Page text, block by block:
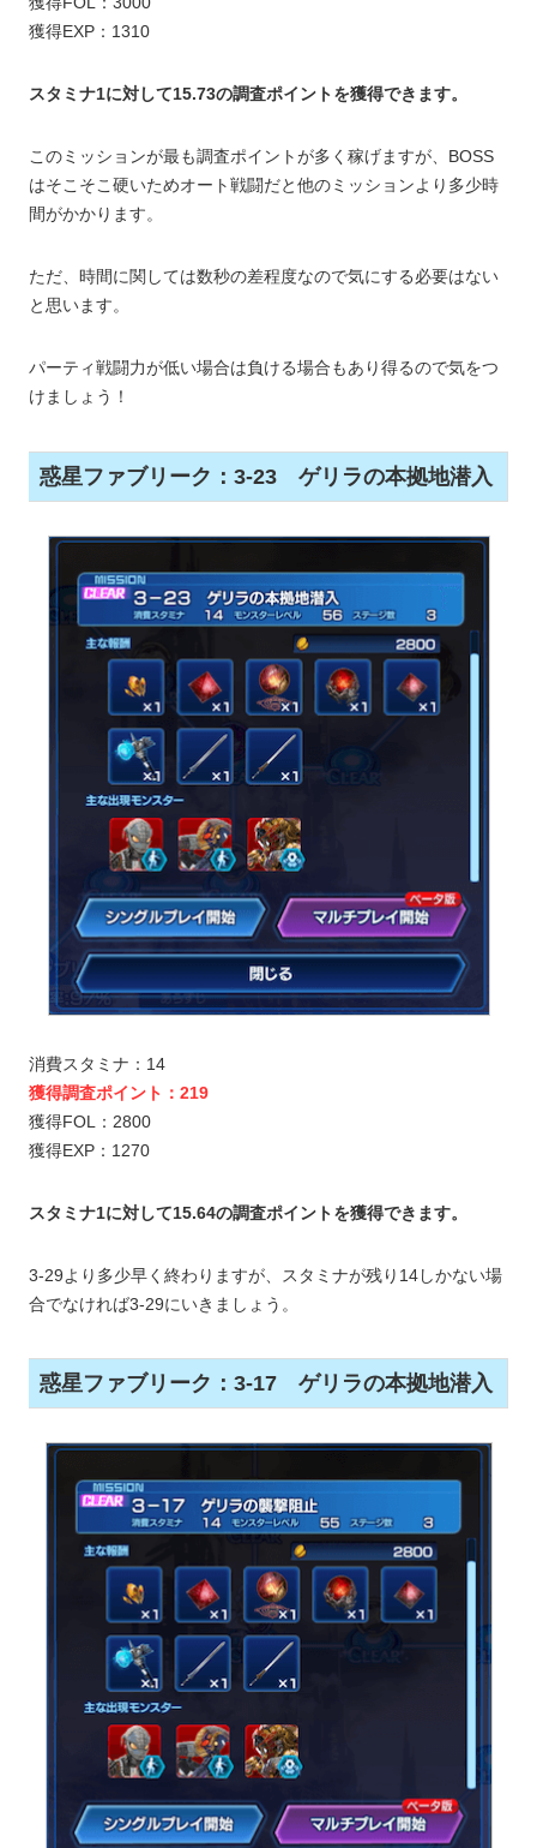
獲得EXP：1310
スタミナ1に対して15.73の調査ポイントを獲得できます。
このミッションが最も調査ポイントが多く稼げますが、BOSS
はそこそこ硬いためオート戦闘だと他のミッションより多少時
間がかかります。
ただ、時間に関しては数秒の差程度なので気にする必要はない
と思います。
パーティ戦闘力が低い場合は負ける場合もあり得るので気をつ
けましょう！
惑星ファブリーク：3-23 ゲリラの本拠地潜入
消費スタミナ：14
獲得調査ポイント：219
獲得FOL：2800
獲得EXP：1270
スタミナ1に対して15.64の調査ポイントを獲得できます。
3-29より多少早く終わりますが、スタミナが残り14しかない場
合でなければ3-29にいきましょう。
惑星ファブリーク：3-17 ゲリラの本拠地潜入